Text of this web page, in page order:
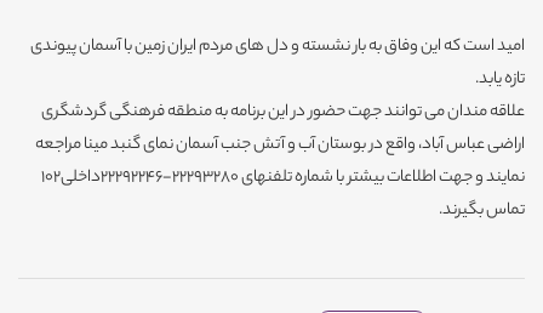
امید است که این وفاق به بار نشسته و دل های مردم ایران زمین با آسمان پیوندی
تازه یابد.
علاقه مندان می توانند جهت حضور در این برنامه به منطقه فرهنگی گردشگری
اراضی عباس آباد، واقع در بوستان آب و آتش جنب آسمان نمای گنبد مینا مراجعه
نمایند و جهت اطلاعات بیشتر با شماره تلفنهای 22293280-22292246داخلی102
تماس بگیرند.